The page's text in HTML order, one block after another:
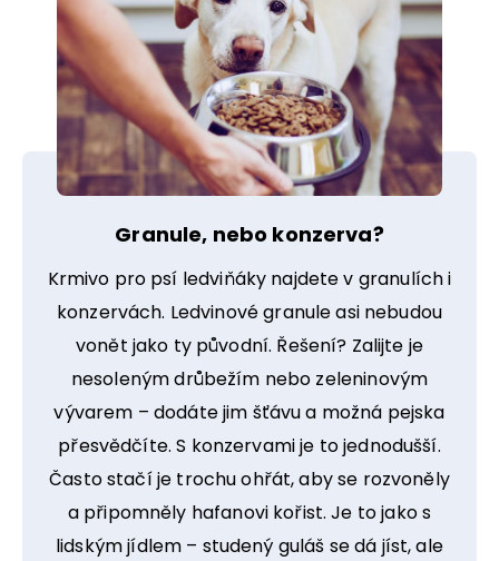
Granule, nebo konzerva?
Krmivo pro psí ledviňáky najdete v granulích i
konzervách. Ledvinové granule asi nebudou
vonět jako ty původní. Řešení? Zalijte je
nesoleným drůbežím nebo zeleninovým
vývarem – dodáte jim šťávu a možná pejska
přesvědčíte. S konzervami je to jednodušší.
Často stačí je trochu ohřát, aby se rozvoněly
a připomněly hafanovi kořist. Je to jako s
lidským jídlem – studený guláš se dá jíst, ale